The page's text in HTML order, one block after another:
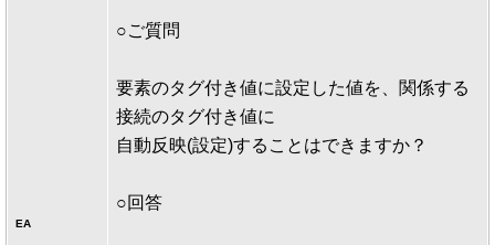
EA
○ご質問
要素のタグ付き値に設定した値を、関係する
接続のタグ付き値に
自動反映(設定)することはできますか？
○回答